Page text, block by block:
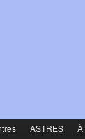
ASTRES À